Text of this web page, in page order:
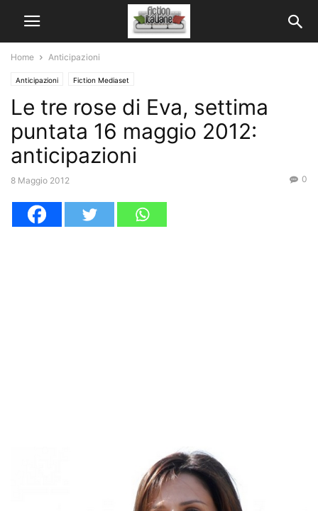
Home Anticipazioni
Anticipazioni Fiction Mediaset
Le tre rose di Eva, settima
puntata 16 maggio 2012:
anticipazioni
8 Maggio 2012 0